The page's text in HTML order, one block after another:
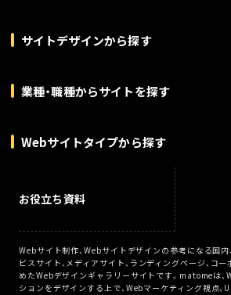
サイトデザインから探す
業種・職種からサイトを探す
Webサイトタイプから探す
お役立ち資料
Webサイト制作、Webサイトデザインの参考になる国内
ビスサイト、メディアサイト、ランディングページ、コ
めたWebデザインギャラリーサイトです。matomeは、
ションをデザインする上で、Webマーケティング視点、